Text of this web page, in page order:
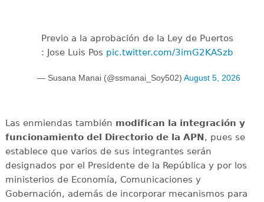
Previo a la aprobación de la Ley de Puertos
: Jose Luis Pos pic.twitter.com/3imG2KASzb
— Susana Manai (@ssmanai_Soy502) August 5, 2026
Las enmiendas también modifican la integración y
funcionamiento del Directorio de la APN , pues se
establece que varios de sus integrantes serán
designados por el Presidente de la República y por los
ministerios de Economía, Comunicaciones y
Gobernación, además de incorporar mecanismos para